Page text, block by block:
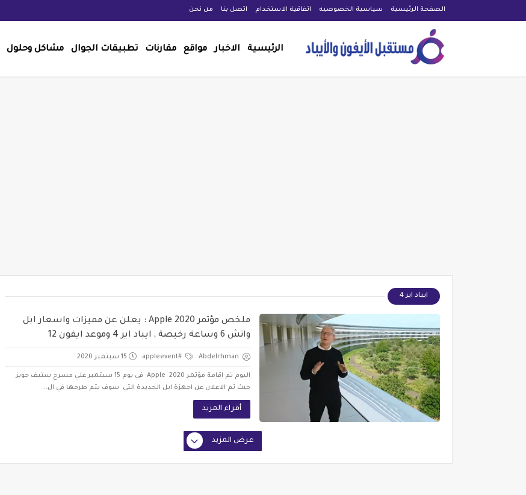
الصفحة الرئيسية سياسية الخصوصيه اتفاقية الاستخدام اتصل بنا من نحن
الرئيسية الاخبار مواقع مقارنات تطبيقات الجوال مشاكل وحلول
ايباد اير 4
ملخص مؤتمر Apple 2020 : يعلن عن مميزات واسعار ابل
واتش 6 وساعة رخيصة , ايباد اير 4 وموعد ايفون 12
Abdelrhman
#appleevent 15 سبتمبر 2020
اليوم تم اقامة مؤتمر Apple 2020 في يوم 15 سبتمبر علي مسرح ستيف جوبز
حيث تم الاعلان عن اجهزة ابل الجديدة التي سوف يتم طرحها في ال...
أقراء المزيد
عرض المزيد